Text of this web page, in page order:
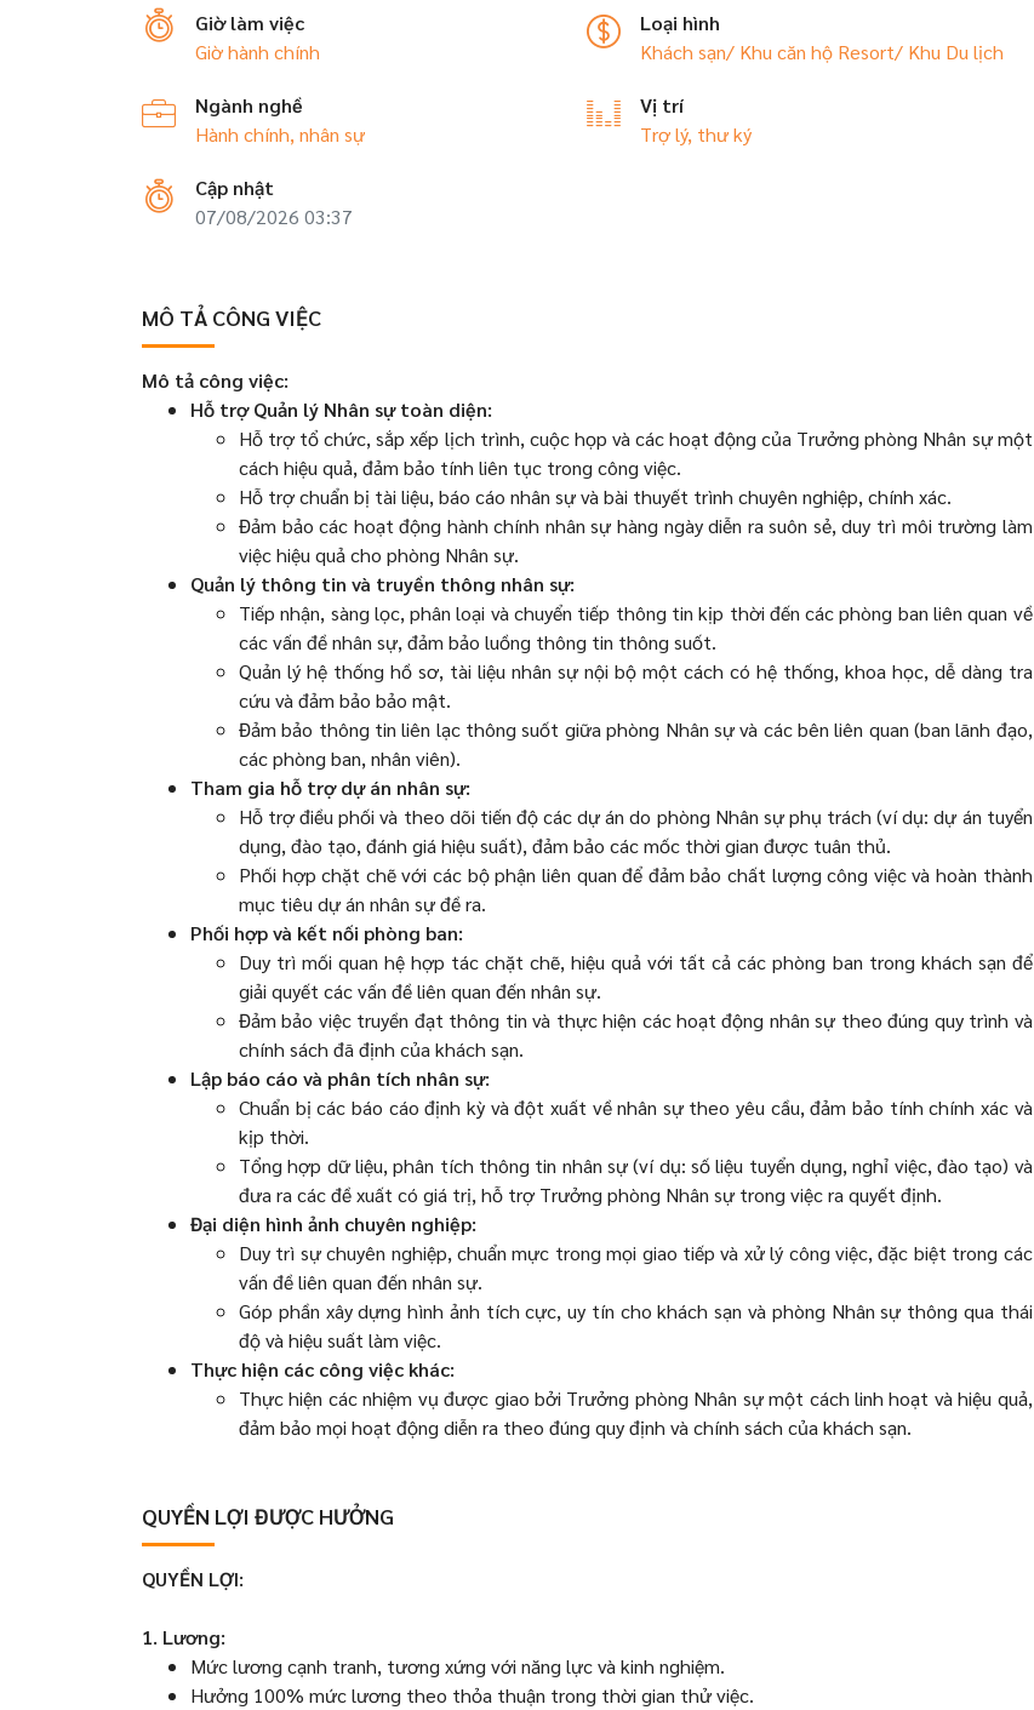
Giờ làm việc
Giờ hành chính
Loại hình
Khách sạn/ Khu căn hộ Resort/ Khu Du lịch
Ngành nghề
Hành chính, nhân sự
Vị trí
Trợ lý, thư ký
Cập nhật
07/08/2026 03:37
MÔ TẢ CÔNG VIỆC
Mô tả công việc:
Hỗ trợ Quản lý Nhân sự toàn diện:
Hỗ trợ tổ chức, sắp xếp lịch trình, cuộc họp và các hoạt động của Trưởng phòng Nhân sự một
cách hiệu quả, đảm bảo tính liên tục trong công việc.
Hỗ trợ chuẩn bị tài liệu, báo cáo nhân sự và bài thuyết trình chuyên nghiệp, chính xác.
Đảm bảo các hoạt động hành chính nhân sự hàng ngày diễn ra suôn sẻ, duy trì môi trường làm
việc hiệu quả cho phòng Nhân sự.
Quản lý thông tin và truyền thông nhân sự:
Tiếp nhận, sàng lọc, phân loại và chuyển tiếp thông tin kịp thời đến các phòng ban liên quan về
các vấn đề nhân sự, đảm bảo luồng thông tin thông suốt.
Quản lý hệ thống hồ sơ, tài liệu nhân sự nội bộ một cách có hệ thống, khoa học, dễ dàng tra
cứu và đảm bảo bảo mật.
Đảm bảo thông tin liên lạc thông suốt giữa phòng Nhân sự và các bên liên quan (ban lãnh đạo,
các phòng ban, nhân viên).
Tham gia hỗ trợ dự án nhân sự:
Hỗ trợ điều phối và theo dõi tiến độ các dự án do phòng Nhân sự phụ trách (ví dụ: dự án tuyển
dụng, đào tạo, đánh giá hiệu suất), đảm bảo các mốc thời gian được tuân thủ.
Phối hợp chặt chẽ với các bộ phận liên quan để đảm bảo chất lượng công việc và hoàn thành
mục tiêu dự án nhân sự đề ra.
Phối hợp và kết nối phòng ban:
Duy trì mối quan hệ hợp tác chặt chẽ, hiệu quả với tất cả các phòng ban trong khách sạn để
giải quyết các vấn đề liên quan đến nhân sự.
Đảm bảo việc truyền đạt thông tin và thực hiện các hoạt động nhân sự theo đúng quy trình và
chính sách đã định của khách sạn.
Lập báo cáo và phân tích nhân sự:
Chuẩn bị các báo cáo định kỳ và đột xuất về nhân sự theo yêu cầu, đảm bảo tính chính xác và
kịp thời.
Tổng hợp dữ liệu, phân tích thông tin nhân sự (ví dụ: số liệu tuyển dụng, nghỉ việc, đào tạo) và
đưa ra các đề xuất có giá trị, hỗ trợ Trưởng phòng Nhân sự trong việc ra quyết định.
Đại diện hình ảnh chuyên nghiệp:
Duy trì sự chuyên nghiệp, chuẩn mực trong mọi giao tiếp và xử lý công việc, đặc biệt trong các
vấn đề liên quan đến nhân sự.
Góp phần xây dựng hình ảnh tích cực, uy tín cho khách sạn và phòng Nhân sự thông qua thái
độ và hiệu suất làm việc.
Thực hiện các công việc khác:
Thực hiện các nhiệm vụ được giao bởi Trưởng phòng Nhân sự một cách linh hoạt và hiệu quả,
đảm bảo mọi hoạt động diễn ra theo đúng quy định và chính sách của khách sạn.
QUYỀN LỢI ĐƯỢC HƯỞNG
QUYỀN LỢI:
1. Lương:
Mức lương cạnh tranh, tương xứng với năng lực và kinh nghiệm.
Hưởng 100% mức lương theo thỏa thuận trong thời gian thử việc.